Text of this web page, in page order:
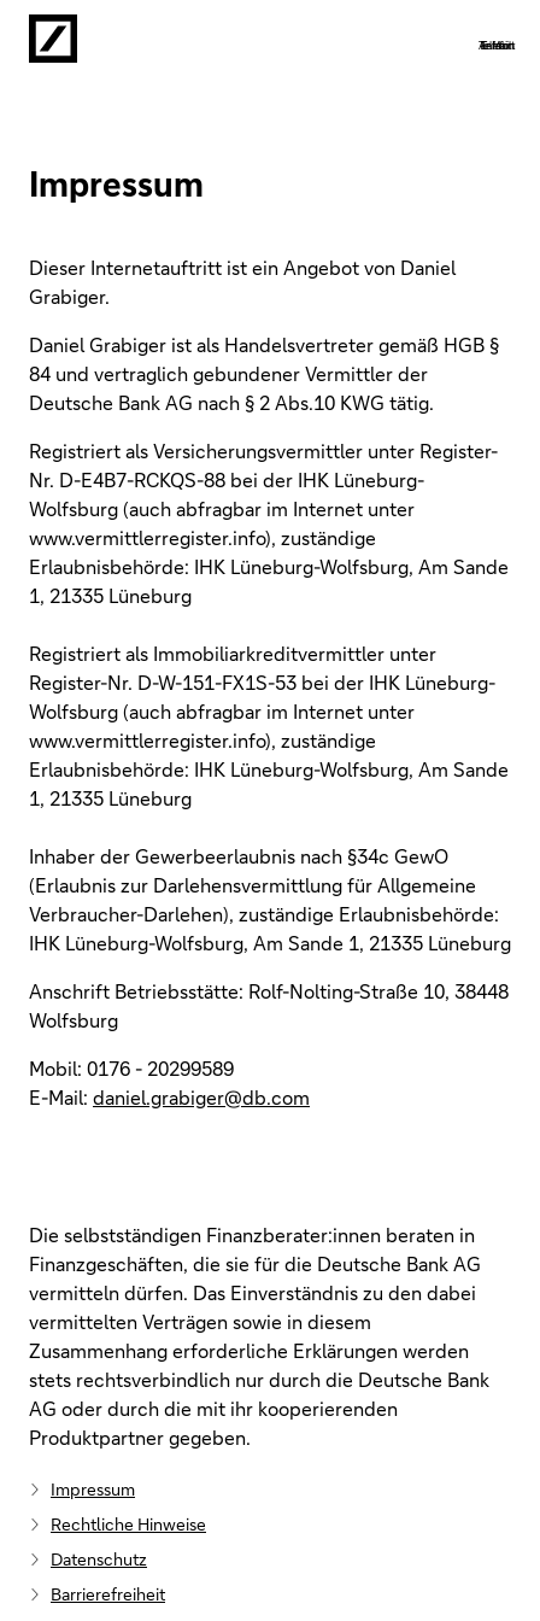
Termin
Anfahrt
Telefon
E-Mail
Impressum
Dieser Internetauftritt ist ein Angebot von Daniel
Grabiger.
Daniel Grabiger ist als Handelsvertreter gemäß HGB §
84 und vertraglich gebundener Vermittler der
Deutsche Bank AG nach § 2 Abs.10 KWG tätig.
Registriert als Versicherungsvermittler unter Register-
Nr. D-E4B7-RCKQS-88 bei der IHK Lüneburg-
Wolfsburg (auch abfragbar im Internet unter
www.vermittlerregister.info), zuständige
Erlaubnisbehörde: IHK Lüneburg-Wolfsburg, Am Sande
1, 21335 Lüneburg
Registriert als Immobiliarkreditvermittler unter
Register-Nr. D-W-151-FX1S-53 bei der IHK Lüneburg-
Wolfsburg (auch abfragbar im Internet unter
www.vermittlerregister.info), zuständige
Erlaubnisbehörde: IHK Lüneburg-Wolfsburg, Am Sande
1, 21335 Lüneburg
Inhaber der Gewerbeerlaubnis nach §34c GewO
(Erlaubnis zur Darlehensvermittlung für Allgemeine
Verbraucher-Darlehen), zuständige Erlaubnisbehörde:
IHK Lüneburg-Wolfsburg, Am Sande 1, 21335 Lüneburg
Anschrift Betriebsstätte: Rolf-Nolting-Straße 10, 38448
Wolfsburg
Mobil: 0176 - 20299589
E-Mail: daniel.grabiger@db.com
Die selbstständigen Finanzberater:innen beraten in
Finanzgeschäften, die sie für die Deutsche Bank AG
vermitteln dürfen. Das Einverständnis zu den dabei
vermittelten Verträgen sowie in diesem
Zusammenhang erforderliche Erklärungen werden
stets rechtsverbindlich nur durch die Deutsche Bank
AG oder durch die mit ihr kooperierenden
Produktpartner gegeben.
Impressum
Rechtliche Hinweise
Datenschutz
Barrierefreiheit